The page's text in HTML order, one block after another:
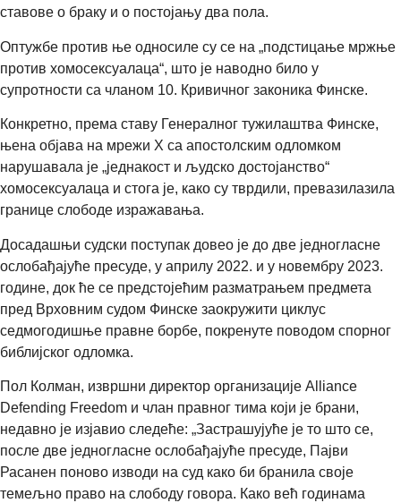
ставове о браку и о постојању два пола.
Оптужбе против ње односиле су се на „подстицање мржње
против хомосексуалаца“, што је наводно било у
супротности са чланом 10. Кривичног законика Финске.
Конкретно, према ставу Генералног тужилаштва Финске,
њена објава на мрежи X са апостолским одломком
нарушавала је „једнакост и људско достојанство“
хомосексуалаца и стога је, како су тврдили, превазилазила
границе слободе изражавања.
Досадашњи судски поступак довео је до две једногласне
ослобађајуће пресуде, у априлу 2022. и у новембру 2023.
године, док ће се предстојећим разматрањем предмета
пред Врховним судом Финске заокружити циклус
седмогодишње правне борбе, покренуте поводом спорног
библијског одломка.
Пол Колман, извршни директор организације Alliance
Defending Freedom и члан правног тима који је брани,
недавно је изјавио следеће: „Застрашујуће је то што се,
после две једногласне ослобађајуће пресуде, Пајви
Расанен поново изводи на суд како би бранила своје
темељно право на слободу говора. Како већ годинама